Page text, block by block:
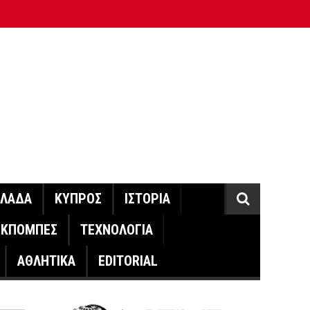
ΚΥΠΡΟΣ
ΙΣΤΟΡΙΑ
ΤΕΧΝΟΛΟΓΙΑ
ΑΘΛΗΤΙΚΑ
EDITORIAL